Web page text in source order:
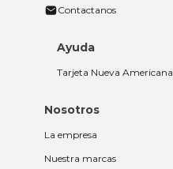
Contactanos
Ayuda
Tarjeta Nueva Americana
Nosotros
La empresa
Nuestra marcas